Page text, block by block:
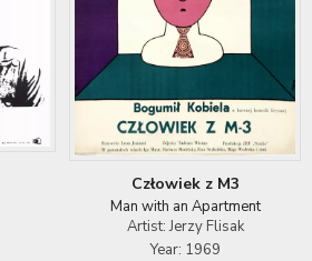
Człowiek z M3
Man with an Apartment
Artist: Jerzy Flisak
Year: 1969